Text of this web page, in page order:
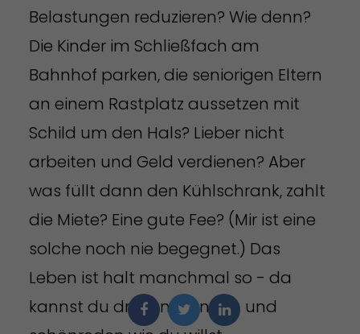
Belastungen reduzieren? Wie denn?
Die Kinder im Schließfach am
Bahnhof parken, die seniorigen Eltern
an einem Rastplatz aussetzen mit
Schild um den Hals? Lieber nicht
arbeiten und Geld verdienen? Aber
was füllt dann den Kühlschrank, zahlt
die Miete? Eine gute Fee? (Mir ist eine
solche noch nie begegnet.) Das
Leben ist halt manchmal so - da
kannst du drehen, wenden und